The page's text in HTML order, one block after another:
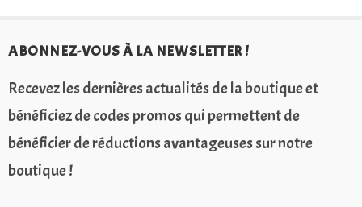
ABONNEZ-VOUS À LA NEWSLETTER !
Recevez les dernières actualités de la boutique et
bénéficiez de codes promos qui permettent de
bénéficier de réductions avantageuses sur notre
boutique !